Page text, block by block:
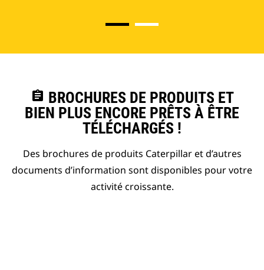
assignment BROCHURES DE PRODUITS ET
BIEN PLUS ENCORE PRÊTS À ÊTRE
TÉLÉCHARGÉS !
Des brochures de produits Caterpillar et d’autres
documents d’information sont disponibles pour votre
activité croissante.